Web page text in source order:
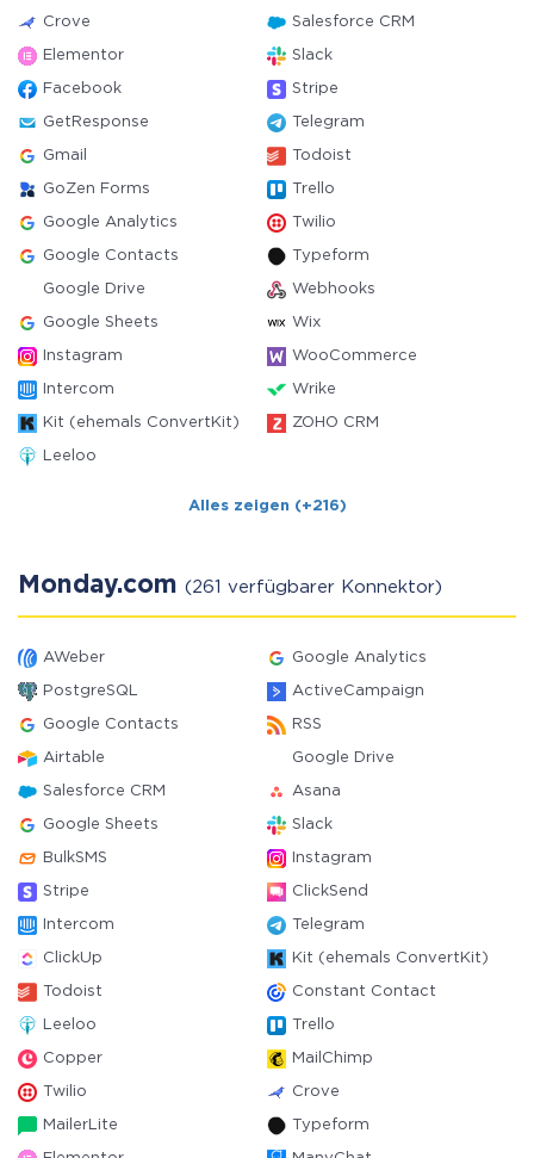
Crove Salesforce CRM
Elementor Slack
Facebook Stripe
GetResponse Telegram
Gmail Todoist
GoZen Forms Trello
Google Analytics Twilio
Google Contacts Typeform
Google Drive Webhooks
Google Sheets Wix
Instagram WooCommerce
Intercom Wrike
Kit (ehemals ConvertKit) ZOHO CRM
Leeloo
Alles zeigen (+216)
Monday.com (261 verfügbarer Konnektor)
AWeber Google Analytics
PostgreSQL ActiveCampaign
Google Contacts RSS
Airtable Google Drive
Salesforce CRM Asana
Google Sheets Slack
BulkSMS Instagram
Stripe ClickSend
Intercom Telegram
ClickUp Kit (ehemals ConvertKit)
Todoist Constant Contact
Leeloo Trello
Copper MailChimp
Twilio Crove
MailerLite Typeform